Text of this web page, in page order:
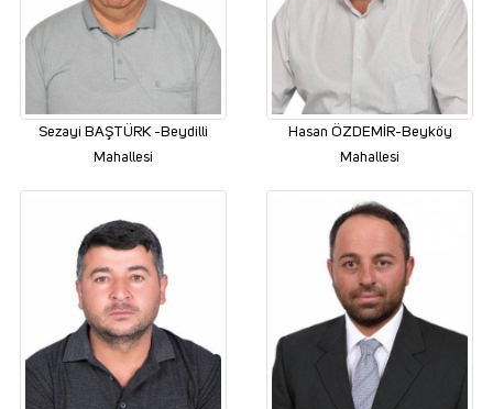
Sezayi BAŞTÜRK -Beydilli
Mahallesi
Hasan ÖZDEMİR-Beyköy
Mahallesi